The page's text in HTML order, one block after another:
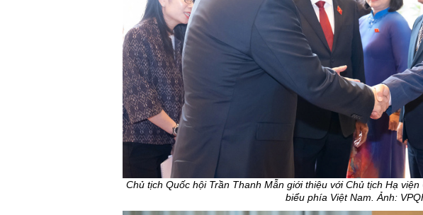
Chủ tịch Quốc hội Trần Thanh Mẫn giới thiệu với Chủ tịch Hạ
biểu phía Việt Nam. Ảnh: